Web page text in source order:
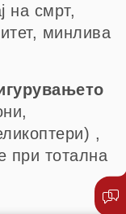
на смрт,
минлива
,
при тотална